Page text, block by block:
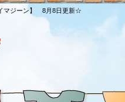
マジーン】 8月8日更新☆